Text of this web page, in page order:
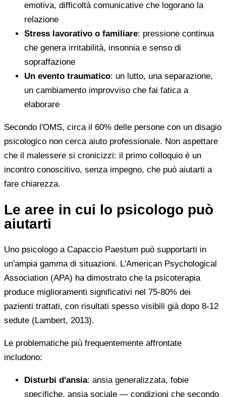
emotiva, difficoltà comunicative che logorano la
relazione
Stress lavorativo o familiare: pressione continua
che genera irritabilità, insonnia e senso di
sopraffazione
Un evento traumatico: un lutto, una separazione,
un cambiamento improvviso che fai fatica a
elaborare
Secondo l'OMS, circa il 60% delle persone con un disagio
psicologico non cerca aiuto professionale. Non aspettare
che il malessere si cronicizzi: il primo colloquio è un
incontro conoscitivo, senza impegno, che può aiutarti a
fare chiarezza.
Le aree in cui lo psicologo può
aiutarti
Uno psicologo a Capaccio Paestum può supportarti in
un'ampia gamma di situazioni. L'American Psychological
Association (APA) ha dimostrato che la psicoterapia
produce miglioramenti significativi nel 75-80% dei
pazienti trattati, con risultati spesso visibili già dopo 8-12
sedute (Lambert, 2013).
Le problematiche più frequentemente affrontate
includono:
Disturbi d'ansia: ansia generalizzata, fobie
specifiche, ansia sociale — condizioni che secondo